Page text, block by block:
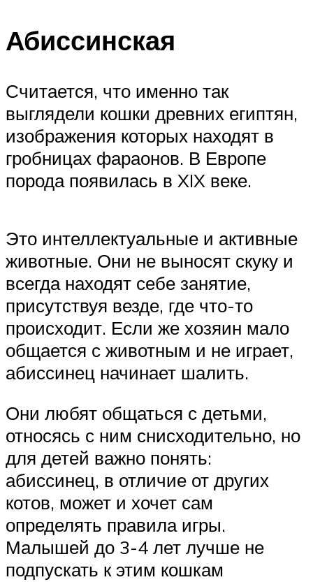
Абиссинская
Считается, что именно так
выглядели кошки древних египтян,
изображения которых находят в
гробницах фараонов. В Европе
порода появилась в XIX веке.
Это интеллектуальные и активные
животные. Они не выносят скуку и
всегда находят себе занятие,
присутствуя везде, где что-то
происходит. Если же хозяин мало
общается с животным и не играет,
абиссинец начинает шалить.
Они любят общаться с детьми,
относясь с ним снисходительно, но
для детей важно понять:
абиссинец, в отличие от других
котов, может и хочет сам
определять правила игры.
Малышей до 3-4 лет лучше не
подпускать к этим кошкам